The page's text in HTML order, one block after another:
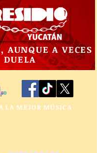
AUNQUE A VECES
DUELA
LA MEJOR MÚSICA